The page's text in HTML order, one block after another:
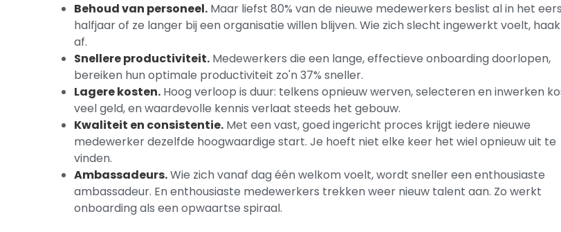
Behoud van personeel. Maar liefst 80% van de nieuwe medewerkers beslist al in het
halfjaar of ze langer bij een organisatie willen blijven. Wie zich slecht ingewerkt voelt,
af.
Snellere productiviteit. Medewerkers die een lange, effectieve onboarding doorlopen,
bereiken hun optimale productiviteit zo'n 37% sneller.
Lagere kosten. Hoog verloop is duur: telkens opnieuw werven, selecteren en inwerken
veel geld, en waardevolle kennis verlaat steeds het gebouw.
Kwaliteit en consistentie. Met een vast, goed ingericht proces krijgt iedere nieuwe
medewerker dezelfde hoogwaardige start. Je hoeft niet elke keer het wiel opnieuw uit te
vinden.
Ambassadeurs.Wie zich vanaf dag één welkom voelt, wordt sneller een enthousiaste
ambassadeur. En enthousiaste medewerkers trekken weer nieuw talent aan. Zo werkt
onboarding als een opwaartse spiraal.